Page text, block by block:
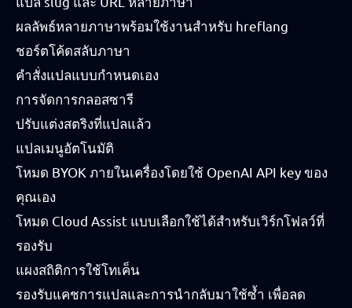
ผลลัพธ์หลายภาษาพร้อมใช้งานสำหรับ hreflang
ชอร์ตโค้ดสลับภาษา
คำสั่งแปลแบบกำหนดเอง
การจัดการกลอสซารี
ปรับแต่งสตริงที่แปลแล้ว
แปลเมนูอัตโนมัติ
โหมด BYOK ภายในเครื่องโดยใช้ OpenAI API key ของ
คุณเอง
โหมด Cloud Assist แบบเลือกใช้ได้สำหรับเวิร์กโฟลว์ที่
รองรับ
แผงสถิติการใช้โทเค็น
รองรับแคชการแปลและการนำกลับมาใช้ซ้ำ เพื่อลด